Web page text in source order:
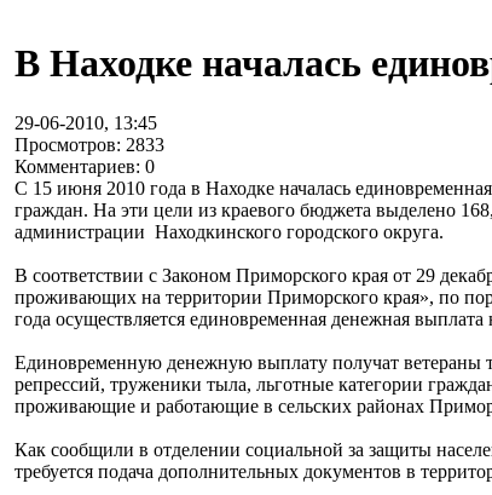
В Находке началась
29-06-2010, 13:45
Просмотров: 2833
Комментариев: 0
С 15 июня 2010 года в Находке началась
граждан. На эти цели из краевого бюджета выделено
администрации Находкинского городского округа.
В соответствии с Законом Приморского края от 29
проживающих на территории Приморского края», по
года осуществляется единовременная денежная
Единовременную денежную выплату получат ветераны
репрессий, труженики тыла, льготные категории
проживающие и работающие в сельских районах
Как сообщили в отделении социальной за защиты
требуется подача дополнительных документов в